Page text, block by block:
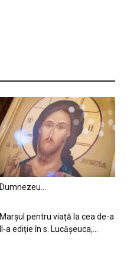
Dumnezeu…
Marșul pentru viață la cea de-a
II-a ediție în s. Lucășeuca,...